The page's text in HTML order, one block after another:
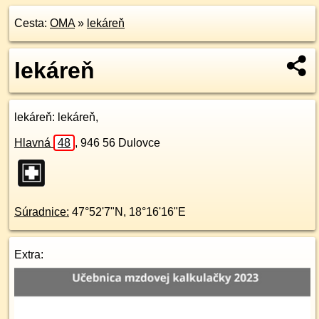
Cesta: OMA» lekáreň
lekáreň
lekáreň: lekáreň,
Hlavná 48 , 946 56 Dulovce
Súradnice: 47°52'7"N , 18°16'16"E
Extra: